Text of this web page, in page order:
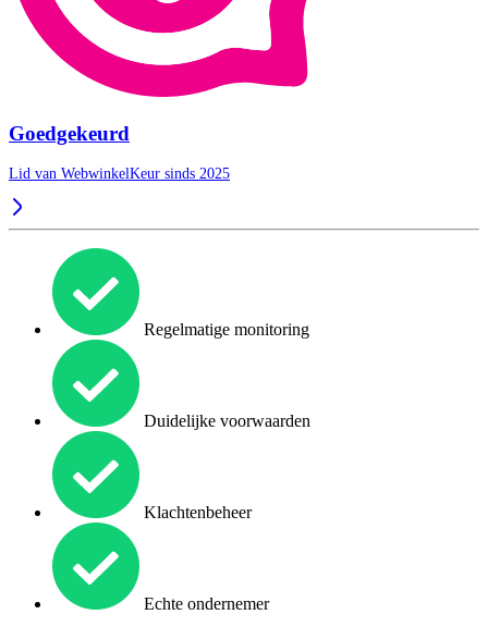
Goedgekeurd
Lid van WebwinkelKeur sinds 2025
Regelmatige monitoring
Duidelijke voorwaarden
Klachtenbeheer
Echte ondernemer